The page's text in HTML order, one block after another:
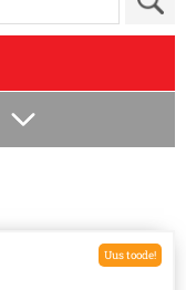
Uus toode!